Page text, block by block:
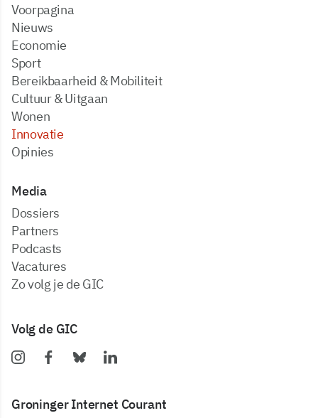
Voorpagina
Nieuws
Economie
Sport
Bereikbaarheid & Mobiliteit
Cultuur & Uitgaan
Wonen
Innovatie
Opinies
Media
dossiers
partners
podcasts
vacatures
zo volg je de GIC
Volg de GIC
Groninger Internet Courant